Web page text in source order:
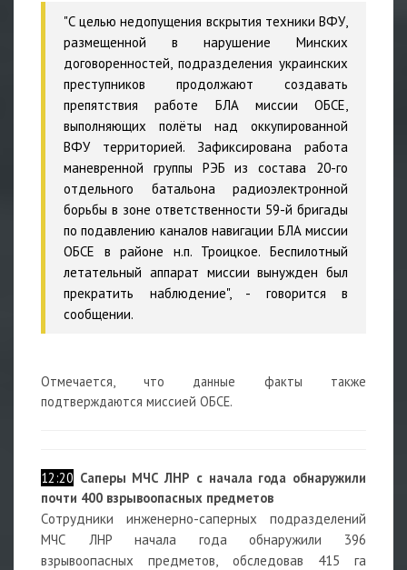
"С целью недопущения вскрытия техники ВФУ,
размещенной в нарушение Минских
договоренностей, подразделения украинских
преступников продолжают создавать
препятствия работе БЛА миссии ОБСЕ,
выполняющих полёты над оккупированной
ВФУ территорией. Зафиксирована работа
маневренной группы РЭБ из состава 20-го
отдельного батальона радиоэлектронной
борьбы в зоне ответственности 59-й бригады
по подавлению каналов навигации БЛА миссии
ОБСЕ в районе н.п. Троицкое. Беспилотный
летательный аппарат миссии вынужден был
прекратить наблюдение", - говорится в
сообщении.
Отмечается, что данные факты также
подтверждаются миссией ОБСЕ.
12:20 Саперы МЧС ЛНР с начала года обнаружили
почти 400 взрывоопасных предметов
Сотрудники инженерно-саперных подразделений
МЧС ЛНР начала года обнаружили 396
взрывоопасных предметов, обследовав 415 га